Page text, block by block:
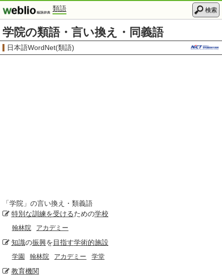
類語 検索
学院の類語・言い換え・同義語
日本語WordNet(類語)
「学院 」の言い換え・類義語
特別な訓練を受けるための学校
翰林院 アカデミー
知識の振興を目指す学術的施設
学園 翰林院 アカデミー 学堂
教育機関